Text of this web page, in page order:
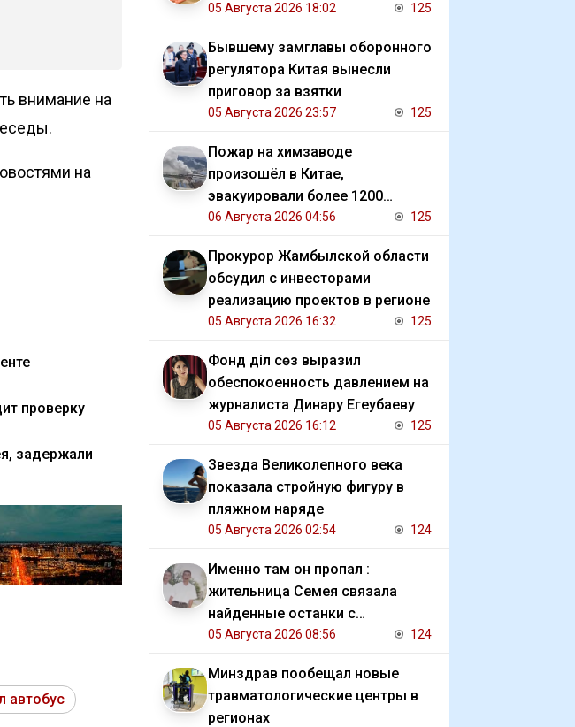
внимание на
на
проверку
задержали
автобус
05 Августа 2026 18:02 125
Бывшему замглавы оборонного
регулятора Китая вынесли
приговор за взятки
05 Августа 2026 23:57 125
Пожар на химзаводе
произошёл в Китае,
эвакуировали более 1200
человек
06 Августа 2026 04:56 125
Прокурор Жамбылской области
обсудил с инвесторами
реализацию проектов в регионе
05 Августа 2026 16:32 125
Фонд Әділ сөз выразил
обеспокоенность давлением на
журналиста Динару Егеубаеву
05 Августа 2026 16:12 125
Звезда Великолепного века
показала стройную фигуру в
пляжном наряде
05 Августа 2026 02:54 124
Именно там он пропал :
жительница Семея связала
найденные останки с
исчезновением отца
05 Августа 2026 08:56 124
Минздрав пообещал новые
травматологические центры в
регионах